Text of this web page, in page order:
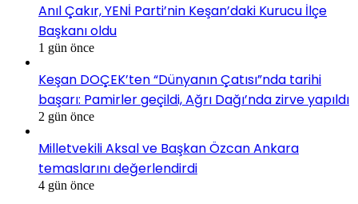
Anıl Çakır, YENİ Parti’nin Keşan’daki Kurucu İlçe
Başkanı oldu
1 gün önce
Keşan DOÇEK’ten “Dünyanın Çatısı”nda tarihi
başarı: Pamirler geçildi, Ağrı Dağı’nda zirve yapıldı
2 gün önce
Milletvekili Aksal ve Başkan Özcan Ankara
temaslarını değerlendirdi
4 gün önce